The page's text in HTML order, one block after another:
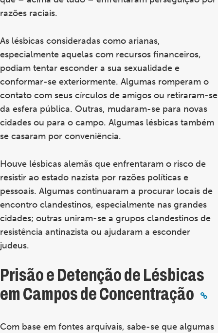
razões raciais.
As lésbicas consideradas como arianas,
especialmente aquelas com recursos financeiros,
podiam tentar esconder a sua sexualidade e
conformar-se exteriormente. Algumas romperam o
contato com seus círculos de amigos ou retiraram-se
da esfera pública. Outras, mudaram-se para novas
cidades ou para o campo. Algumas lésbicas também
se casaram por conveniência.
Houve lésbicas alemãs que enfrentaram o risco de
resistir ao estado nazista por razões políticas e
pessoais. Algumas continuaram a procurar locais de
encontro clandestinos, especialmente nas grandes
cidades; outras uniram-se a grupos clandestinos de
resistência antinazista ou ajudaram a esconder
judeus.
Prisão e Detenção de Lésbicas
em Campos de Concentração
Com base em fontes arquivais, sabe-se que algumas